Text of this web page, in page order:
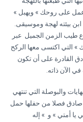
عمل على روحك » ويهبل »
بيئته لهجة وموسيقى.
طيب الزمن الجميل عبر
» التي اكتسى معها الركح
القادرة على أن تكون
الآن ذاته.
والبوصلة التي تنتهي
صادق فصلا من حفلها حمل
أمتي » و » إله